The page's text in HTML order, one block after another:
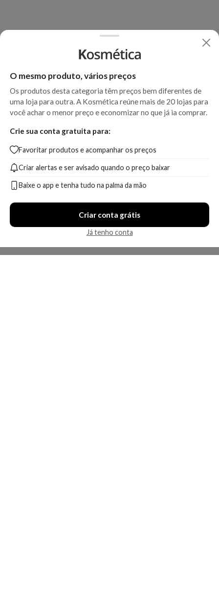
O mesmo produto, vários preços
Os produtos desta categoria têm preços bem diferentes de
uma loja para outra. A Kosmética reúne mais de 20 lojas para
você achar o menor preço e economizar no que já ia comprar.
Crie sua conta gratuita para:
Favoritar produtos e acompanhar os preços
Criar alertas e ser avisado quando o preço baixar
Baixe o app e tenha tudo na palma da mão
Criar conta grátis
Já tenho conta